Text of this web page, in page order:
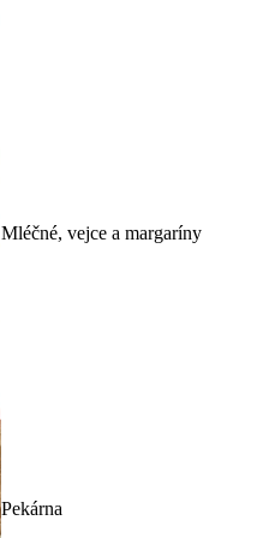
Mléčné, vejce a margaríny
Pekárna